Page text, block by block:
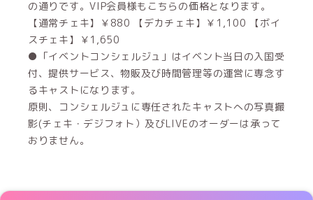
の通りです。VIP会員様もこちらの価格となります。
【通常チェキ】￥880 【デカチェキ】￥1,100 【ボイ
スチェキ】￥1,650
●「イベントコンシェルジュ」はイベント当日の入国受
付、提供サービス、物販及び時間管理等の運営に専念す
るキャストになります。
原則、コンシェルジュに専任されたキャストへの写真撮
影(チェキ・デジフォト）及びLIVEのオーダーは承って
おりません。